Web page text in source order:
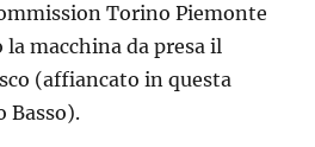
Torino Piemonte
macchina da presa il
(affiancato in questa
Basso).